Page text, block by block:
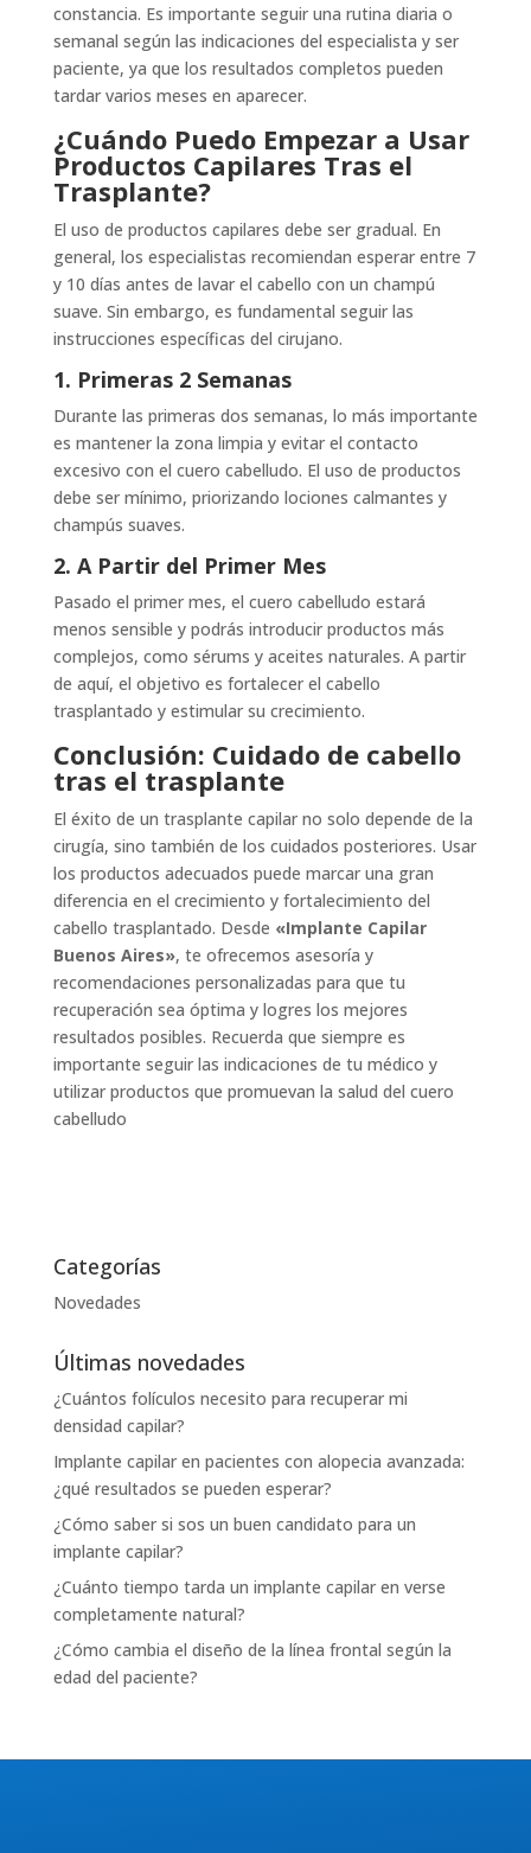
constancia. Es importante seguir una rutina diaria o
semanal según las indicaciones del especialista y ser
paciente, ya que los resultados completos pueden
tardar varios meses en aparecer.
¿Cuándo Puedo Empezar a Usar
Productos Capilares Tras el
Trasplante?
El uso de productos capilares debe ser gradual. En
general, los especialistas recomiendan esperar entre 7
y 10 días antes de lavar el cabello con un champú
suave. Sin embargo, es fundamental seguir las
instrucciones específicas del cirujano.
1. Primeras 2 Semanas
Durante las primeras dos semanas, lo más importante
es mantener la zona limpia y evitar el contacto
excesivo con el cuero cabelludo. El uso de productos
debe ser mínimo, priorizando lociones calmantes y
champús suaves.
2. A Partir del Primer Mes
Pasado el primer mes, el cuero cabelludo estará
menos sensible y podrás introducir productos más
complejos, como sérums y aceites naturales. A partir
de aquí, el objetivo es fortalecer el cabello
trasplantado y estimular su crecimiento.
Conclusión: Cuidado de cabello
tras el trasplante
El éxito de un trasplante capilar no solo depende de la
cirugía, sino también de los cuidados posteriores. Usar
los productos adecuados puede marcar una gran
diferencia en el crecimiento y fortalecimiento del
cabello trasplantado. Desde «Implante Capilar
Buenos Aires», te ofrecemos asesoría y
recomendaciones personalizadas para que tu
recuperación sea óptima y logres los mejores
resultados posibles. Recuerda que siempre es
importante seguir las indicaciones de tu médico y
utilizar productos que promuevan la salud del cuero
cabelludo
Categorías
Novedades
Últimas novedades
¿Cuántos folículos necesito para recuperar mi
densidad capilar?
Implante capilar en pacientes con alopecia avanzada:
¿qué resultados se pueden esperar?
¿Cómo saber si sos un buen candidato para un
implante capilar?
¿Cuánto tiempo tarda un implante capilar en verse
completamente natural?
¿Cómo cambia el diseño de la línea frontal según la
edad del paciente?